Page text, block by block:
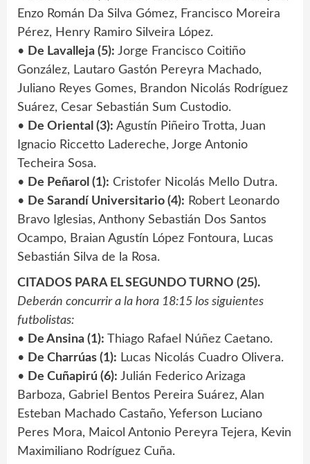
Enzo Román Da Silva Gómez, Francisco Moreira
Pérez, Henry Ramiro Silveira López.
• De Lavalleja (5): Jorge Francisco Coitiño
González, Lautaro Gastón Pereyra Machado,
Juliano Reyes Gomes, Brandon Nicolás Rodríguez
Suárez, Cesar Sebastián Sum Custodio.
• De Oriental (3): Agustín Piñeiro Trotta, Juan
Ignacio Riccetto Ladereche, Jorge Antonio
Techeira Sosa.
• De Peñarol (1): Cristofer Nicolás Mello Dutra.
• De Sarandí Universitario (4): Robert Leonardo
Bravo Iglesias, Anthony Sebastián Dos Santos
Ocampo, Braian Agustín López Fontoura, Lucas
Sebastián Silva de la Rosa.
CITADOS PARA EL SEGUNDO TURNO (25).
Deberán concurrir a la hora 18:15 los siguientes
futbolistas:
• De Ansina (1): Thiago Rafael Núñez Caetano.
• De Charrúas (1): Lucas Nicolás Cuadro Olivera.
• De Cuñapirú (6): Julián Federico Arizaga
Barboza, Gabriel Bentos Pereira Suárez, Alan
Esteban Machado Castaño, Yeferson Luciano
Peres Mora, Maicol Antonio Pereyra Tejera, Kevin
Maximiliano Rodríguez Cuña.